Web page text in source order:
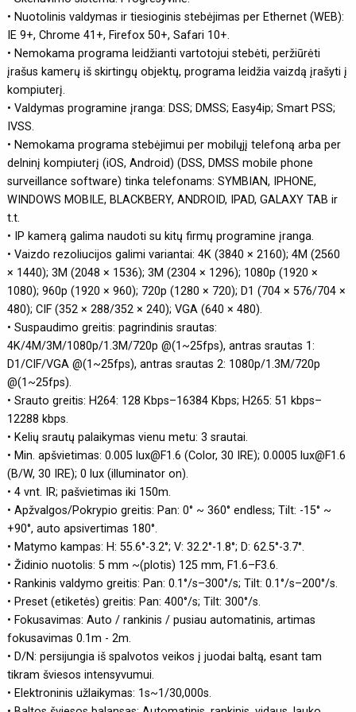
• Nuotolinis valdymas ir tiesioginis stebėjimas per Ethernet (WEB):
IE 9+, Chrome 41+, Firefox 50+, Safari 10+.
• Nemokama programa leidžianti vartotojui stebėti, peržiūrėti
įrašus kamerų iš skirtingų objektų, programa leidžia vaizdą įrašyti į
kompiuterį.
• Valdymas programine įranga: DSS; DMSS; Easy4ip; Smart PSS;
IVSS.
• Nemokama programa stebėjimui per mobilųjį telefoną arba per
delninį kompiuterį (iOS, Android) (DSS, DMSS mobile phone
surveillance software) tinka telefonams: SYMBIAN, IPHONE,
WINDOWS MOBILE, BLACKBERY, ANDROID, IPAD, GALAXY TAB ir
t.t.
• IP kamerą galima naudoti su kitų firmų programine įranga.
• Vaizdo rezoliucijos galimi variantai: 4K (3840 × 2160); 4M (2560
× 1440); 3M (2048 × 1536); 3M (2304 × 1296); 1080p (1920 ×
1080); 960p (1920 × 960); 720p (1280 × 720); D1 (704 × 576/704 ×
480); CIF (352 × 288/352 × 240); VGA (640 × 480).
• Suspaudimo greitis: pagrindinis srautas:
4K/4M/3M/1080p/1.3M/720p @(1~25fps), antras srautas 1:
D1/CIF/VGA @(1~25fps), antras srautas 2: 1080p/1.3M/720p
@(1~25fps).
• Srauto greitis: H264: 128 Kbps–16384 Kbps; H265: 51 kbps–
12288 kbps.
• Kelių srautų palaikymas vienu metu: 3 srautai.
• Min. apšvietimas: 0.005 lux@F1.6 (Color, 30 IRE); 0.0005 lux@F1.6
(B/W, 30 IRE); 0 lux (illuminator on).
• 4 vnt. IR; pašvietimas iki 150m.
• Apžvalgos/Pokrypio greitis: Pan: 0° ~ 360° endless; Tilt: -15° ~
+90°, auto apsivertimas 180°.
• Matymo kampas: H: 55.6°-3.2°; V: 32.2°-1.8°; D: 62.5°-3.7°.
• Židinio nuotolis: 5 mm ~(plotis) 125 mm, F1.6–F3.6.
• Rankinis valdymo greitis: Pan: 0.1°/s–300°/s; Tilt: 0.1°/s–200°/s.
• Preset (etiketės) greitis: Pan: 400°/s; Tilt: 300°/s.
• Fokusavimas: Auto / rankinis / pusiau automatinis, artimas
fokusavimas 0.1m - 2m.
• D/N: persijungia iš spalvotos veikos į juodai baltą, esant tam
tikram šviesos intensyvumui.
• Elektroninis užlaikymas: 1s~1/30,000s.